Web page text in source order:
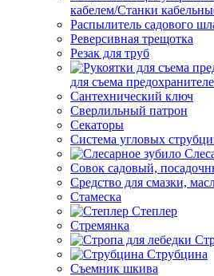
кабелем/Станки
Распылитель садового
Реверсивная трещотка
Резак для труб
для съема
Сантехнический ключ
Сверлильный патрон
Секаторы
Система угловых
Совок садовый,
Средство для смазки,
Стамеска
Степлер
Стремянка
Струбцина
Съемник шкива